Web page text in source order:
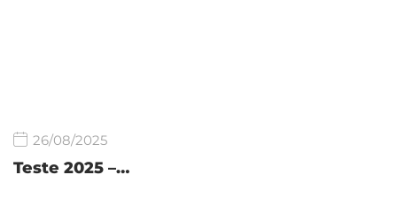
26/08/2025
Teste 2025 –…